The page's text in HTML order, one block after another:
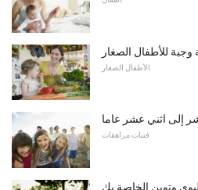
للأطفال الصغار
الأطفال الصغار
إلى اثني عشر عاما
فتيات مراهقات
وتوين الخاصة بك